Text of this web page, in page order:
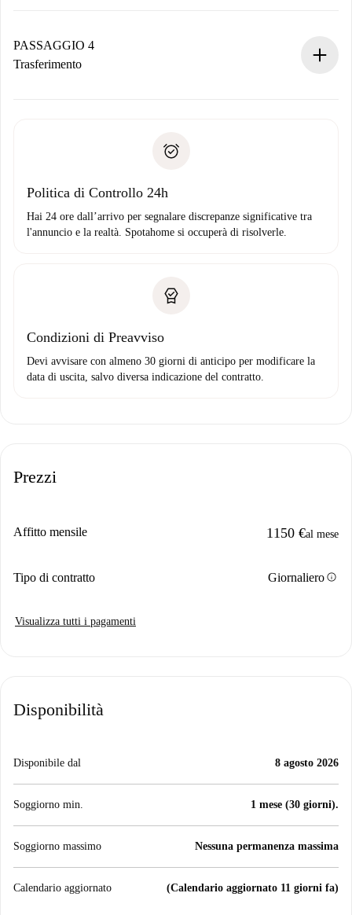
contatto con il proprietario.
Se rifiutata: non ti addebiteremo nulla e ti proporremo
Domiciliazione del pagamento
PASSAGGIO 4
Trasferimento
solo se non segnali problemi.
Politica di Controllo 24h
Hai 24 ore dall’arrivo per segnalare discrepanze significative tra
l'annuncio e la realtà. Spotahome si occuperà di risolverle.
Condizioni di Preavviso
Devi avvisare con almeno 30 giorni di anticipo per modificare la
data di uscita, salvo diversa indicazione del contratto.
Prezzi
Affitto mensile 1150 €al mese
Tipo di contratto Giornalieroinfo
Visualizza tutti i pagamenti
Disponibilità
Disponibile dal 8 agosto 2026
Soggiorno min. 1 mese (30 giorni).
Soggiorno massimo Nessuna permanenza massima
Calendario aggiornato (Calendario aggiornato 11 giorni fa)